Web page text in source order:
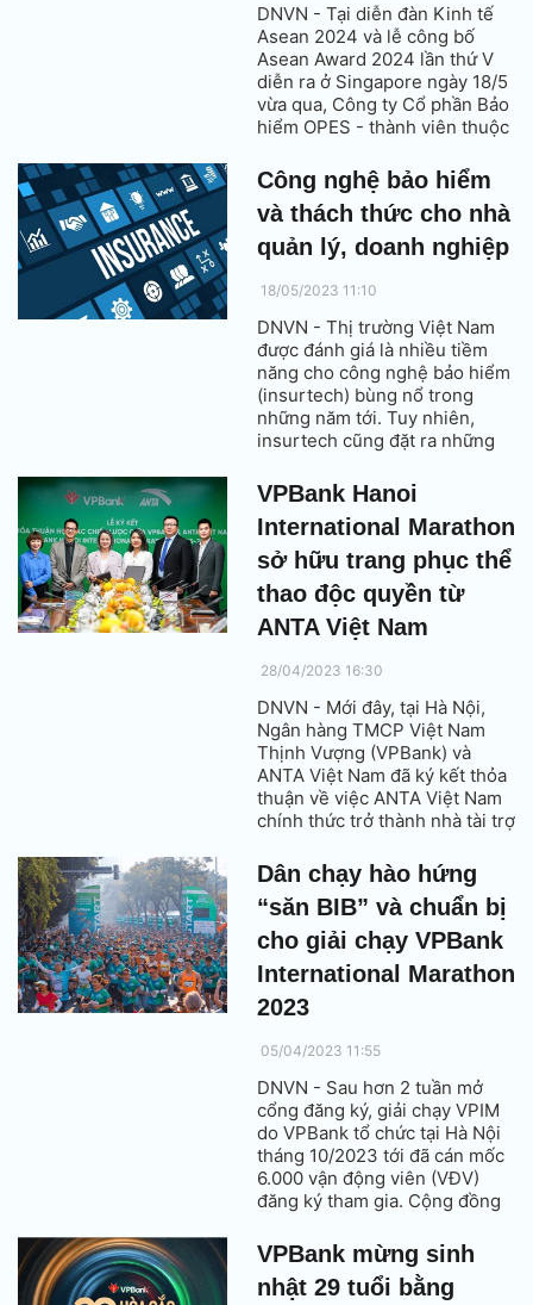
DNVN - Tại diễn đàn Kinh tế
Asean 2024 và lễ công bố
Asean Award 2024 lần thứ V
diễn ra ở Singapore ngày 18/5
vừa qua, Công ty Cổ phần Bảo
hiểm OPES - thành viên thuộc
TMCP Việt Nam Thịnh Vượng
(VPBank) đã được vinh danh là
Top 10 doanh nghiệp tiêu
biểu.
Công nghệ bảo hiểm
và thách thức cho nhà
quản lý, doanh nghiệp
18/05/2023 11:10
DNVN - Thị trường Việt Nam
được đánh giá là nhiều tiềm
năng cho công nghệ bảo hiểm
(insurtech) bùng nổ trong
những năm tới. Tuy nhiên,
insurtech cũng đặt ra những
nhà quản lý và các doanh
nghiệp bảo hiểm (DNBH).
VPBank Hanoi
International Marathon
sở hữu trang phục thể
thao độc quyền từ
ANTA Việt Nam
28/04/2023 16:30
DNVN - Mới đây, tại Hà Nội,
Ngân hàng TMCP Việt Nam
Thịnh Vượng (VPBank) và
ANTA Việt Nam đã ký kết thỏa
thuận về việc ANTA Việt Nam
chính thức trở thành nhà tài trợ
chạy VPBank Hanoi
International Marathon (VPIM)
trong 3 mùa giải từ 2023 -
2025.
Dân chạy hào hứng
“săn BIB” và chuẩn bị
cho giải chạy VPBank
International Marathon
2023
05/04/2023 11:55
DNVN - Sau hơn 2 tuần mở
cổng đăng ký, giải chạy VPIM
do VPBank tổ chức tại Hà Nội
tháng 10/2023 tới đã cán mốc
6.000 vận động viên (VĐV)
đăng ký tham gia. Cộng đồng
miệt mài “săn BIB” giá cực ưu
đãi của giải.
VPBank mừng sinh
nhật 29 tuổi bằng